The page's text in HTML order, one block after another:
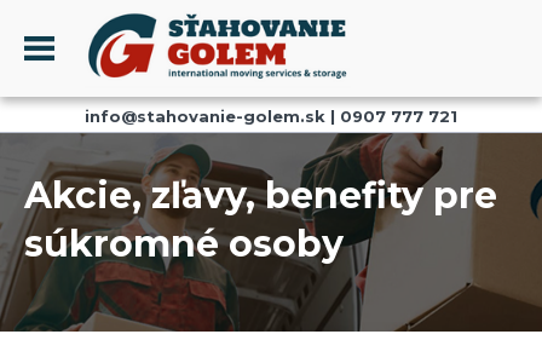
Menu
PROFIL
SŤAHOVANIE - SŤAHOVACIE SLUŽBY
DOPRAVA - DOPRAVNÉ SLUŽBY
AKCIE A ZĽAVY
SKLADOVANIE
REFERENCIE
info@stahovanie-golem.sk | 0907 777 721
Akcie, zľavy, benefity pre
súkromné osoby